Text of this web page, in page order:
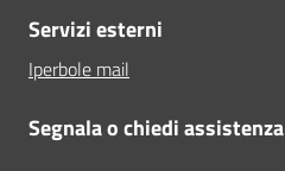
Servizi esterni
Iperbole mail
Segnala o chiedi assistenza